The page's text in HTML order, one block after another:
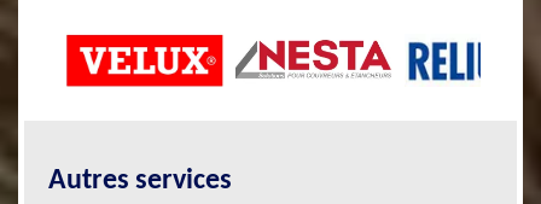
Autres services